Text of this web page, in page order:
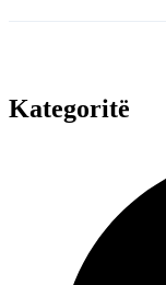
Kategoritë